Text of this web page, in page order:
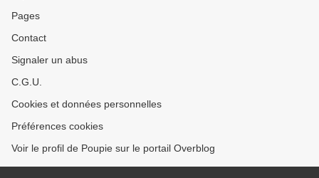
Pages
Contact
Signaler un abus
C.G.U.
Cookies et données personnelles
Préférences cookies
Voir le profil de Poupie sur le portail Overblog